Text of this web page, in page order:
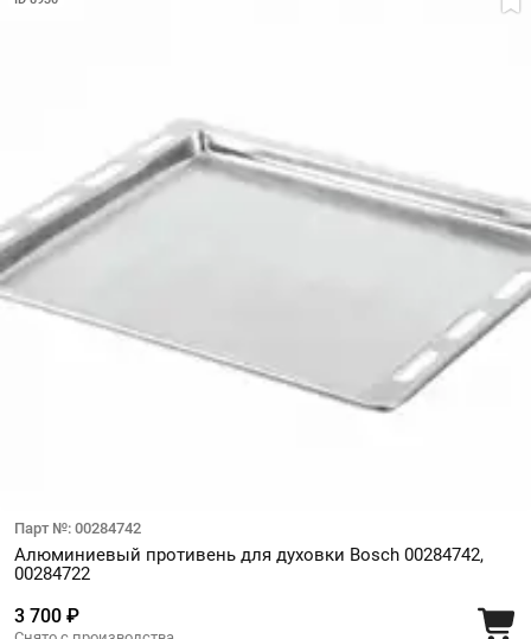
Парт №: 00284742
Алюминиевый противень для духовки Bosch 00284742,
00284722
3 700 ₽